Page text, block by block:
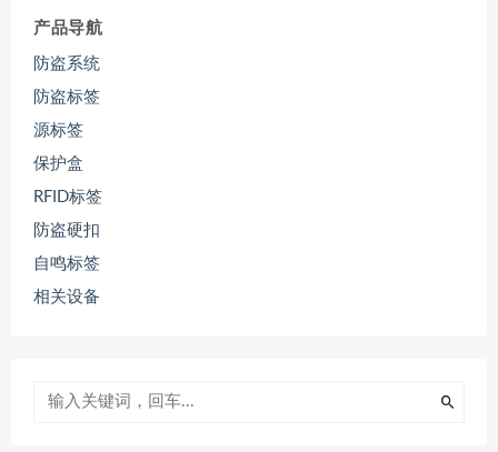
产品导航
防盗系统
防盗标签
源标签
保护盒
RFID标签
防盗硬扣
自鸣标签
相关设备